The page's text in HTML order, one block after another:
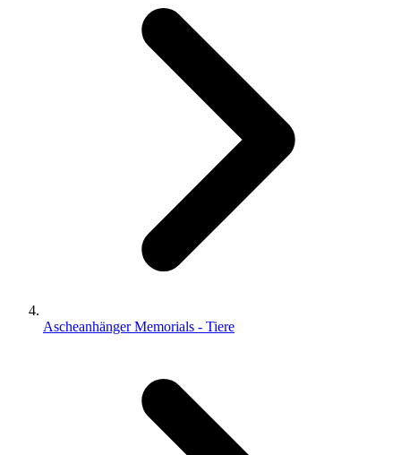
Ascheanhänger Memorials - Tiere